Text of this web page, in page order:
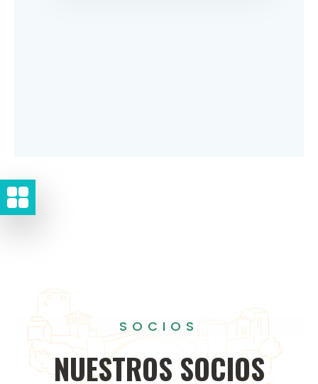
SOCIOS
NUESTROS SOCIOS